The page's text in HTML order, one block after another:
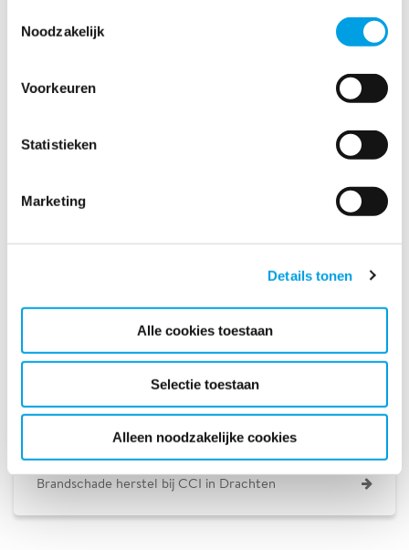
Noodzakelijk
Voorkeuren
Statistieken
Marketing
Details tonen
Alle cookies toestaan
Selectie toestaan
Alleen noodzakelijke cookies
vochtigheidsgraad op allerlei locaties. We doen dit
door te drogen, koelen, verwarmen en ventileren,
lezen online meetsysteem (e-meten).
kwestie na lekkage
Polygon levert tijdelijke conditionering magazijn KB
Hotel blijft open tijdens brandschade herstel
Brandschade herstel bij CCI in Drachten